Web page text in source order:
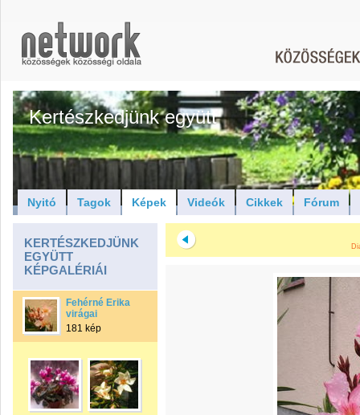
Kertészkedjünk együtt
Nyitó Tagok Képek Videók Cikkek Fórum
KERTÉSZKEDJÜNK
EGYÜTT
KÉPGALÉRIÁI
Fehérné Erika
virágai
181 kép